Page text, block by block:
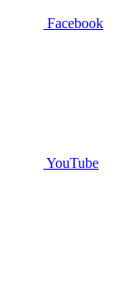
Facebook
YouTube